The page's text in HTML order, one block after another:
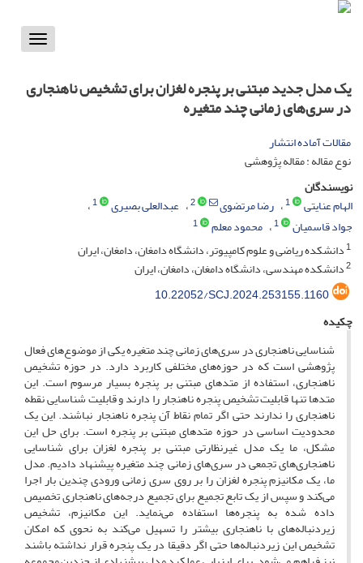
Toggle
یک مدل جدید مبتنی بر پنجره لغزان برای تشخیص ناهنجاری
در سری‌های زمانی چند متغیره
مقالات آماده انتشار
نوع مقاله : مقاله پژوهشی
نویسندگان
الهام عنایتی
1 رضا مرتضوی 2 عبدالعلی بصیری 1
جواد قاسمیان 1 محمود معلم
1
1دانشکده ریاضی و علوم کامپیوتر، دانشگاه دامغان، دامغان، ایران
2دانشکده مهندسی، دانشگاه دامغان، دامغان، ایران
10.22052/SCJ.2024.253155.1160
چکیده
شناسایی ناهنجاری در سری‌های زمانی چند متغیره یکی از موضوع‌های فعال
پژوهشی است که در حوزه‌های مختلفی کاربرد دارد. در حوزه تشخیص
ناهنجاری، استفاده از متدهای مبتنی بر پنجره بسیار مرسوم است. این
متدها تنها قابلیت تشخیص پنجره ناهنجار را دارند و قابلیت شناسایی نقطه
ناهنجاری را ندارند حتی اگر تمام نقاط آن پنجره ناهنجار نباشند. این یک
محدودیت اساسی در حوزه متدهای مبتنی بر پنجره است. برای حل این
مشکل، ما یک مدل غیرنظارتی مبتنی بر پنجره لغزان برای شناسایی
ناهنجاری‌های تجمعی در سری‌های زمانی چند متغیره پیشنهاد دادیم. مدل
ما، یک مکانیزم پنجره لغزان را بر روی سری زمانی ورودی چندین بار اجرا
می‌کند و سپس از یک تابع تجمیع برای تجمیع درجه‌های ناهنجاری تخصیص
داده شده به پنجره‌ها استفاده می‌نماید. این مکانیزم، تشخیص
زیردنباله‌های با ناهنجاری بیشتر را تسهیل می‌کند به نحوی که امکان
تشخیص این زیردنباله‌ها حتی اگر دقیقا در یک پنجره قرار نداشته باشند